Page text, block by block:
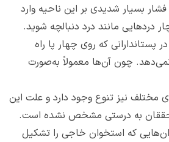
بسیار شدیدی بر این ناحیه وارد
مانند درد دنبالچه شوید.
پستاندارانی که روی چهار پا راه
چون آن‌ها معمولاً به‌صورت
مختلف نیز تنوع وجود دارد و علت این
به درستی مشخص نشده است.
که استخوان خاجی را تشکیل